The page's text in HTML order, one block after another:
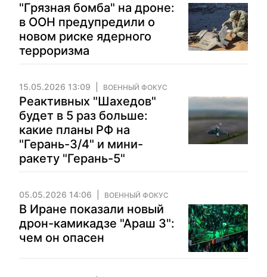
"Грязная бомба" на дроне:
в ООН предупредили о
новом риске ядерного
терроризма
15.05.2026 13:09 ВОЕННЫЙ ФОКУС
Реактивных "Шахедов"
будет в 5 раз больше:
какие планы РФ на
"Герань-3/4" и мини-
ракету "Герань-5"
05.05.2026 14:06 ВОЕННЫЙ ФОКУС
В Иране показали новый
дрон-камикадзе "Араш 3":
чем он опасен